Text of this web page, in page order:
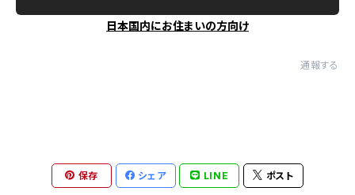
日本国内にお住まいの方向け
通報する
保存 シェア LINE ポスト